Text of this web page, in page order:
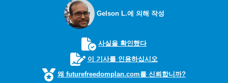
Gelson L.에 의해 작성
사실을 확인했다
이 기사를 인용하십시오
왜 futurefreedomplan.com를 신뢰합니까?